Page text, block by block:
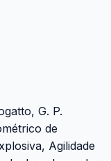
G. P.
de
Agilidade